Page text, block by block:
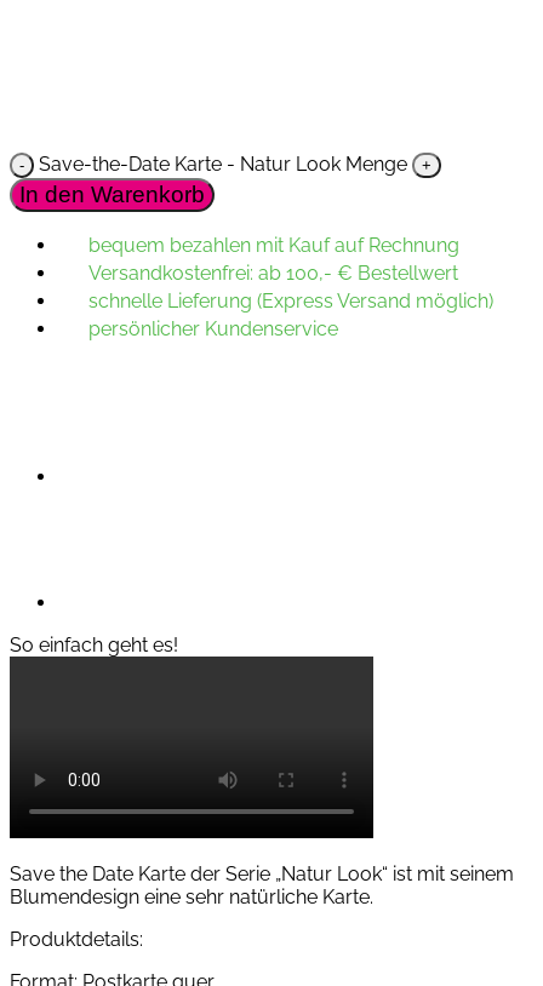
Save-the-Date Karte - Natur Look Menge
In den Warenkorb
bequem bezahlen mit Kauf auf Rechnung
Versandkostenfrei: ab 100,- € Bestellwert
schnelle Lieferung (Express Versand möglich)
persönlicher Kundenservice
So einfach geht es!
Save the Date Karte der Serie „Natur Look“ ist mit seinem
Blumendesign eine sehr natürliche Karte.
Produktdetails: